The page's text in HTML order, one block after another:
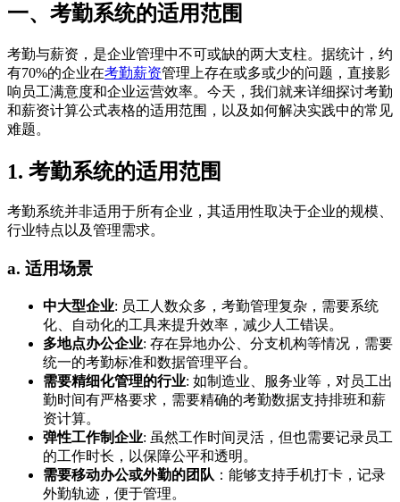
一、考勤系统的适用范围
考勤与薪资，是企业管理中不可或缺的两大支柱。据统计，约
有70%的企业在考勤薪资管理上存在或多或少的问题，直接影
响员工满意度和企业运营效率。今天，我们就来详细探讨考勤
和薪资计算公式表格的适用范围，以及如何解决实践中的常见
难题。
1. 考勤系统的适用范围
考勤系统并非适用于所有企业，其适用性取决于企业的规模、
行业特点以及管理需求。
a. 适用场景
中大型企业: 员工人数众多，考勤管理复杂，需要系统
化、自动化的工具来提升效率，减少人工错误。
多地点办公企业: 存在异地办公、分支机构等情况，需要
统一的考勤标准和数据管理平台。
需要精细化管理的行业: 如制造业、服务业等，对员工出
勤时间有严格要求，需要精确的考勤数据支持排班和薪
资计算。
弹性工作制企业: 虽然工作时间灵活，但也需要记录员工
的工作时长，以保障公平和透明。
需要移动办公或外勤的团队 ：能够支持手机打卡，记录
外勤轨迹，便于管理。